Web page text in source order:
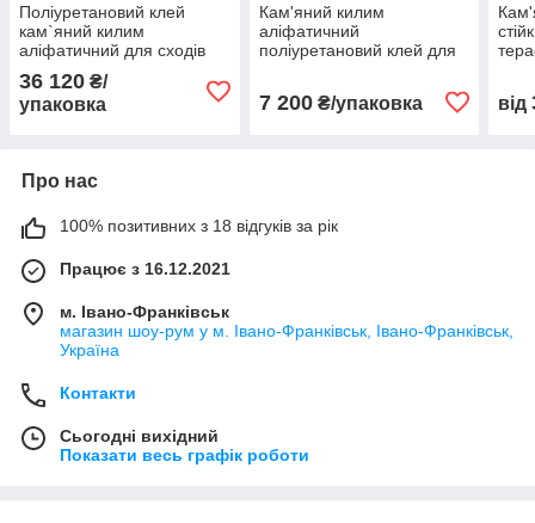
Поліуретановий клей
кам`яний килим
аліфатичний для сходів
автостоянок садових
доріжок GardenDEC AF-1K
36 120 ₴/
упаковка
Кам'яний килим
аліфатичний
поліуретановий клей для
WallBINDER 1K відро 4 кг
7 200₴/упаковка від
Про нас
100% позитивних з 18 відгуків за рік
Працює з 16.12.2021
м. Івано-Франківськ
магазин шоу-рум у м. Івано-Франківськ, Івано-Франківськ,
Україна
Контакти
Сьогодні вихідний
Показати весь графік роботи